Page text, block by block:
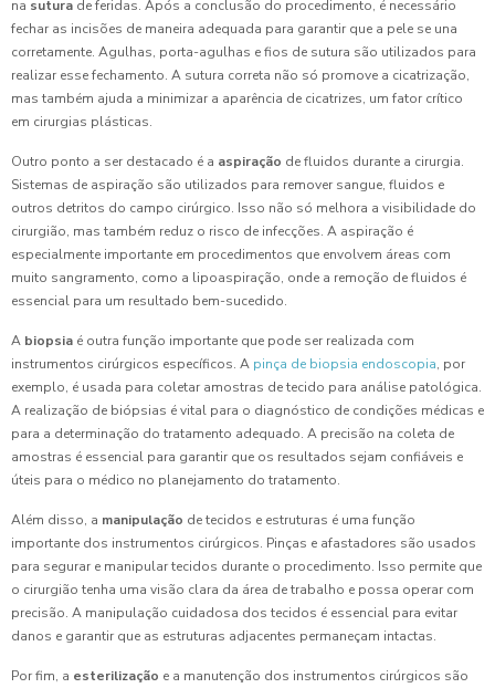
na sutura de feridas. Após a conclusão do procedimento, é necessário
fechar as incisões de maneira adequada para garantir que a pele se una
corretamente. Agulhas, porta-agulhas e fios de sutura são utilizados para
realizar esse fechamento. A sutura correta não só promove a cicatrização,
mas também ajuda a minimizar a aparência de cicatrizes, um fator crítico
em cirurgias plásticas.
Outro ponto a ser destacado é a aspiração de fluidos durante a cirurgia.
Sistemas de aspiração são utilizados para remover sangue, fluidos e
outros detritos do campo cirúrgico. Isso não só melhora a visibilidade do
cirurgião, mas também reduz o risco de infecções. A aspiração é
especialmente importante em procedimentos que envolvem áreas com
muito sangramento, como a lipoaspiração, onde a remoção de fluidos é
essencial para um resultado bem-sucedido.
A biopsia é outra função importante que pode ser realizada com
instrumentos cirúrgicos específicos. A pinça de biopsia endoscopia, por
exemplo, é usada para coletar amostras de tecido para análise patológica.
A realização de biópsias é vital para o diagnóstico de condições médicas e
para a determinação do tratamento adequado. A precisão na coleta de
amostras é essencial para garantir que os resultados sejam confiáveis e
úteis para o médico no planejamento do tratamento.
Além disso, a manipulação de tecidos e estruturas é uma função
importante dos instrumentos cirúrgicos. Pinças e afastadores são usados
para segurar e manipular tecidos durante o procedimento. Isso permite que
o cirurgião tenha uma visão clara da área de trabalho e possa operar com
precisão. A manipulação cuidadosa dos tecidos é essencial para evitar
danos e garantir que as estruturas adjacentes permaneçam intactas.
Por fim, a esterilização e a manutenção dos instrumentos cirúrgicos são